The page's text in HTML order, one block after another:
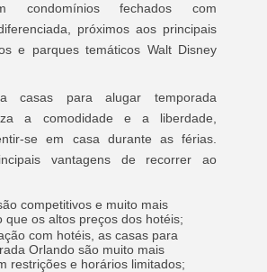
condomínios fechados com
próximos aos principais
e parques temáticos Walt Disney
casas para alugar temporada
a comodidade e a liberdade,
se em casa durante as férias.
vantagens de recorrer ao
competitivos e muito mais
que os altos preços dos hotéis;
com hotéis, as casas para
Orlando são muito mais
restrições e horários limitados;